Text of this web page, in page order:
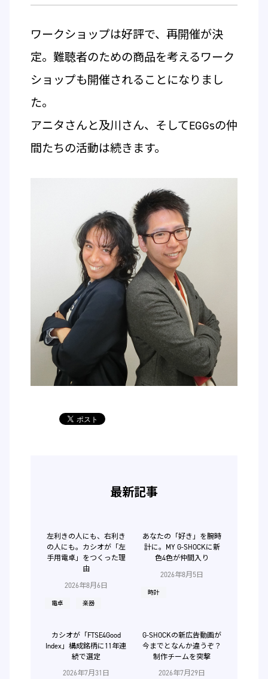
ワークショップは好評で、再開催が決
定。難聴者のための商品を考えるワーク
ショップも開催されることになりまし
た。
アニタさんと及川さん、そしてEGGsの仲
間たちの活動は続きます。
最新記事
2026年8月6日
電卓 楽器
左利きの人にも、右利き
の人にも。カシオが「左
手用電卓」をつくった理
由
2026年8月5日
時計
あなたの「好き」を腕時
計に。MY G-SHOCKに新
色4色が仲間入り
2026年7月31日
カシオが「FTSE4Good
Index」構成銘柄に11年連
続で選定
2026年7月29日
G-SHOCKの新広告動画が
今までとなんか違うぞ？
制作チームを突撃